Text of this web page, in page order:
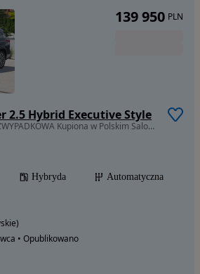
2.5 Hybrid Executive Style
2487 cm3 • 248 KM • BEZWYPADKOWA Kupiona w Polskim Salonie Jestem Pierwszym Właścicielem
Hybryda
Automatyczna
• Opublikowano
139 950 PLN